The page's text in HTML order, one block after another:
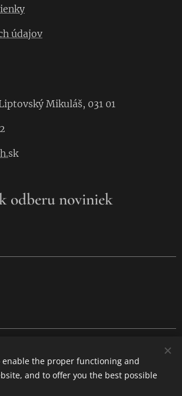
údajov
Mikuláš, 031 01
sk
odberu noviniek
Languages
English
enable the proper functioning and
and to offer you the best possible